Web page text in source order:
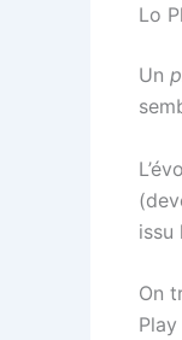
Lo
Un
issu
On